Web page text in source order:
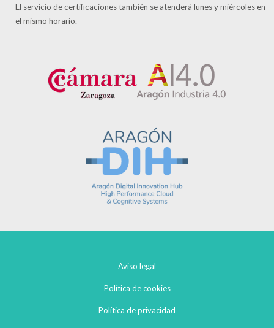
El servicio de certificaciones también se atenderá lunes y miércoles en
el mismo horario.
Aviso legal
Política de cookies
Política de privacidad